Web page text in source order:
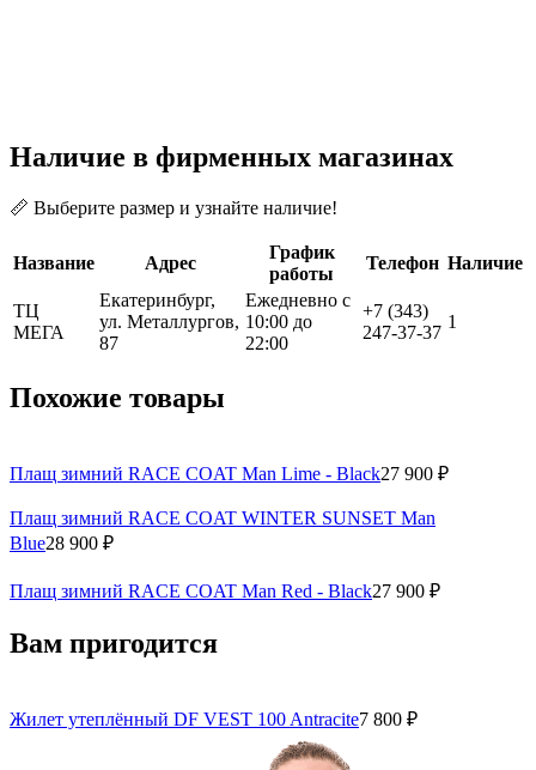
Наличие в фирменных магазинах
📏 Выберите размер и узнайте наличие!
Название Адрес
График
работы
Телефон Наличие
ТЦ
МЕГА
Екатеринбург,
ул. Металлургов,
87
Ежедневно с
10:00 до
22:00
+7 (343)
247-37-37
1
Похожие товары
Плащ зимний RACE COAT Man Lime - Black27 900 ₽
Плащ зимний RACE COAT WINTER SUNSET Man
Blue28 900 ₽
Плащ зимний RACE COAT Man Red - Black27 900 ₽
Вам пригодится
Жилет утеплённый DF VEST 100 Antracite7 800 ₽